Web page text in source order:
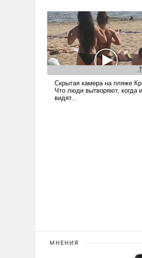
МНЕНИЯ